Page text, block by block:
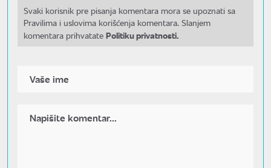
Svaki korisnik pre pisanja komentara mora se upoznati sa
Pravilima i uslovima korišćenja komentara. Slanjem
komentara prihvatate Politiku privatnosti.